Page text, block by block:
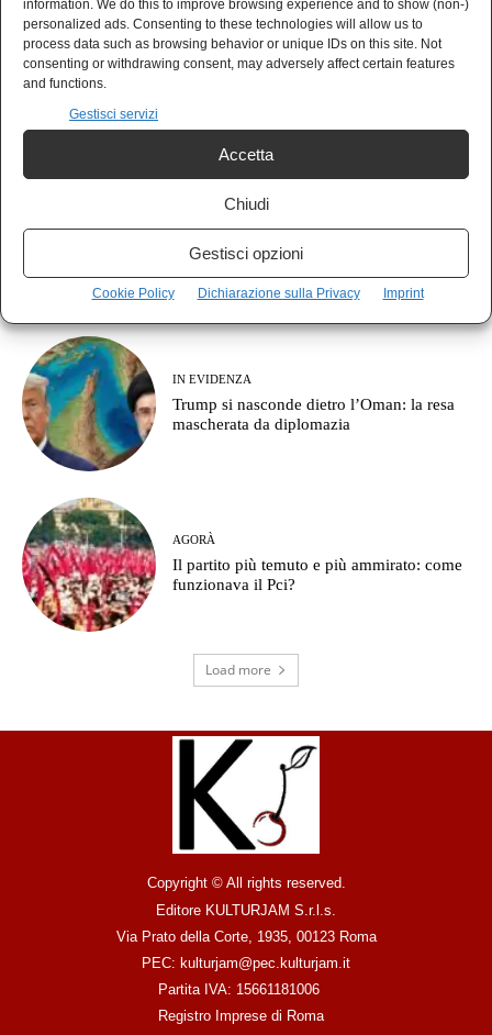
information. We do this to improve browsing experience and to show (non-)
personalized ads. Consenting to these technologies will allow us to
process data such as browsing behavior or unique IDs on this site. Not
consenting or withdrawing consent, may adversely affect certain features
and functions.
Gestisci servizi
Accetta
Chiudi
Gestisci opzioni
Cookie Policy Dichiarazione sulla Privacy Imprint
NEWS
La NATO sunnita è nata alla Mecca e
Il clima sparito dalla campagna elettorale,
e chi ne pagherà il conto
IN EVIDENZA
Trump si nasconde dietro l’Oman: la resa
mascherata da diplomazia
AGORÀ
Il partito più temuto e più ammirato: come
funzionava il Pci?
Load more
Copyright © All rights reserved.
Editore KULTURJAM S.r.l.s.
Via Prato della Corte, 1935, 00123 Roma
PEC: kulturjam@pec.kulturjam.it
Partita IVA: 15661181006
Registro Imprese di Roma